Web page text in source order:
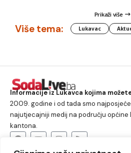
Prikaži više
Više tema: Lukavac
Informacije iz Lukavca kojima
2009. godine i od tada smo
najutjecajniji medij na području općine
kantona.